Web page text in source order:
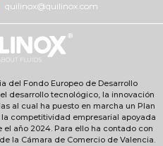
quilinox@quilinox.com
del Fondo Europeo de Desarrollo
desarrollo tecnológico, la innovación
al cual ha puesto en marcha un Plan
competitividad empresarial apoyada
año 2024. Para ello ha contado con
la Cámara de Comercio de Valencia.